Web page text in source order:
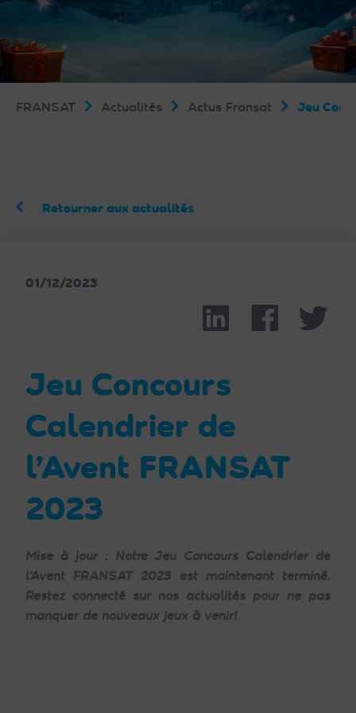
FRANSAT Actualités Actus Fransat Jeu
Retourner aux actualités
01/12/2023
Linkedin Facebook
Jeu Concours
Calendrier de
l’Avent FRANSAT
2023
Mise à jour : Notre Jeu Concours Calendrier de
l’Avent FRANSAT 2023 est maintenant terminé.
Restez connecté sur nos actualités pour ne pas
manquer de nouveaux jeux à venir!